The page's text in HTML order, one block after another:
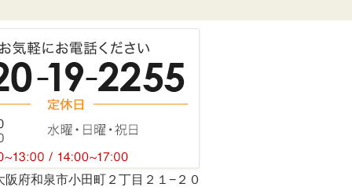
阪府和泉市小田町２丁目２１−２０